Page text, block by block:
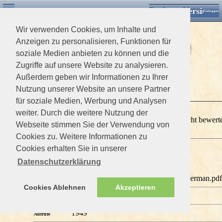
Wir verwenden Cookies, um Inhalte und
Anzeigen zu personalisieren, Funktionen für
soziale Medien anbieten zu können und die
Zugriffe auf unsere Website zu analysieren.
Außerdem geben wir Informationen zu Ihrer
Nutzung unserer Website an unsere Partner
für soziale Medien, Werbung und Analysen
weiter. Durch die weitere Nutzung der
Webseite stimmen Sie der Verwendung von
Cookies zu. Weitere Informationen zu
Cookies erhalten Sie in unserer
Datenschutzerklärung
Cookies Ablehnen Akzeptieren
Desktop VersionEinloggen
Downloads Home Minelab
Victorius
Minelab
E-Trag
Dieses Download ist noch nicht
0 Mitglieder und 1 Gast betrachten diese Datei
You are not allowed to download files
4901-0087-2 Inst Manual E-TRAC German.pdf
Aufrufe 1949